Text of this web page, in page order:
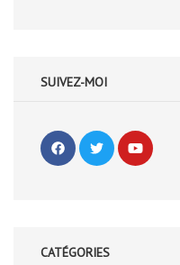
SUIVEZ-MOI
CATÉGORIES